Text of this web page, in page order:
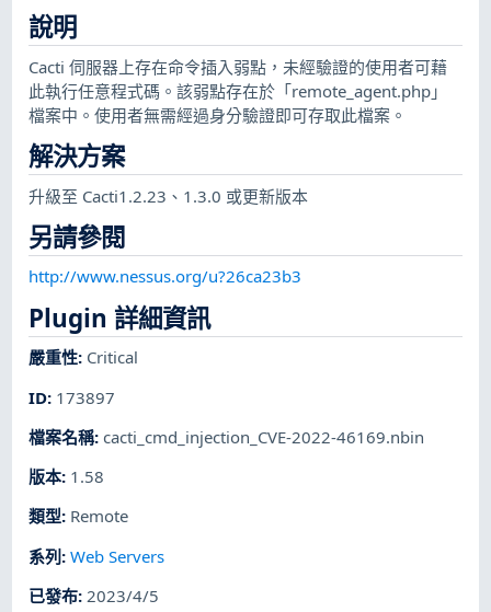
說明
Cacti 伺服器上存在命令插入弱點，未經驗證的使用者可藉
此執行任意程式碼。該弱點存在於「remote_agent.php」
檔案中。使用者無需經過身分驗證即可存取此檔案。
解決方案
升級至 Cacti1.2.23、1.3.0 或更新版本
另請參閱
http://www.nessus.org/u?26ca23b3
Plugin 詳細資訊
嚴重性: Critical
ID: 173897
檔案名稱:cacti_cmd_injection_CVE-2022-46169.nbin
版本: 1.58
類型: Remote
系列:Web Servers
已發布:2023/4/5